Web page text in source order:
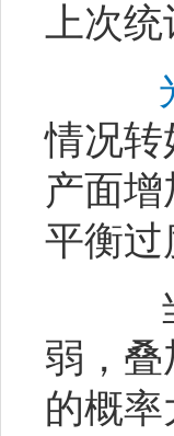
上次统
情况转
产面
平衡过
当
弱，
的概